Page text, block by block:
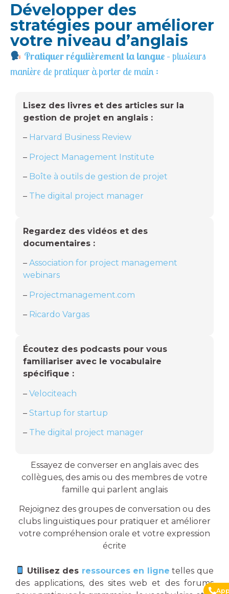
Développer des
stratégies pour améliorer
votre niveau d’anglais
Pratiquer régulièrement la langue – plusieurs
manière de pratiquer à porter de main :
Lisez des livres et des articles sur la
gestion de projet en anglais :
– Harvard Business Review
– Project Management Institute
– Boîte à outils de gestion de projet
– The digital project manager
Regardez des vidéos et des
documentaires :
– Association for project management
webinars
– Projectmanagement.com
– Ricardo Vargas
Écoutez des podcasts pour vous
familiariser avec le vocabulaire
spécifique :
– Velociteach
– Startup for startup
– The digital project manager
Essayez de converser en anglais avec des
collègues, des amis ou des membres de votre
famille qui parlent anglais
Rejoignez des groupes de conversation ou des
clubs linguistiques pour pratiquer et améliorer
votre compréhension orale et votre expression
écrite
Utilisez des ressources en ligne telles que
des applications, des sites web et des forums